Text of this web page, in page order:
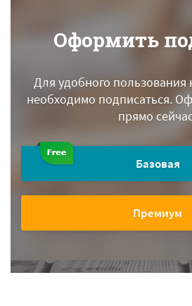
Оформить
Для удобного
необходимо подписаться.
прямо
Базовая
Премиум